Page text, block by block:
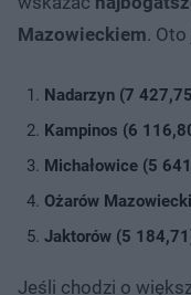
Mazowieckiem.
Nadarzyn (7
Kampinos (6
Michałowice (5
Ożarów
Jaktorów (5
Jeśli chodzi o